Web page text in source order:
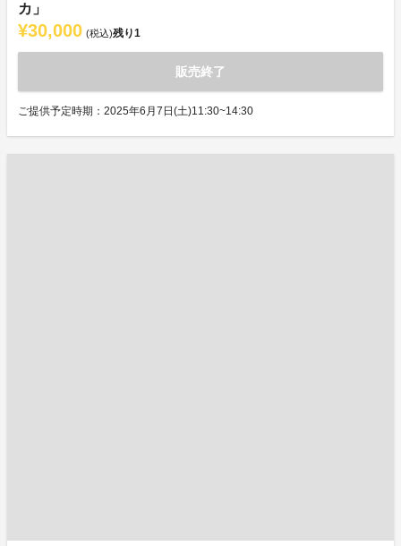
カ」
¥30,000 (税込)残り1
販売終了
ご提供予定時期：2025年6月7日(土)11:30~14:30